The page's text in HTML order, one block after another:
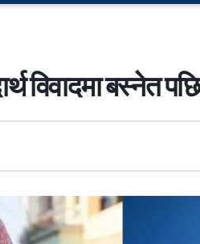
विवादमा बस्नेत